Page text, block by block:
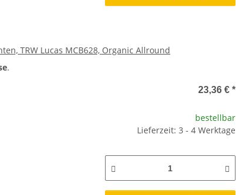
TRW Lucas MCB628, Organic Allround
.
23,36 € *
bestellbar
Lieferzeit: 3 - 4 Werktage